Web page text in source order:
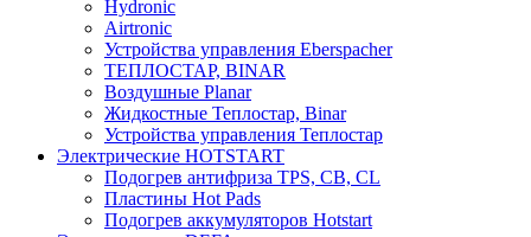
Hydronic
Airtronic
Устройства управления Eberspacher
ТЕПЛОСТАР, BINAR
Воздушные Planar
Жидкостные Теплостар, Binar
Устройства управления Теплостар
Электрические HOTSTART
Подогрев антифриза TPS, CB, CL
Пластины Hot Pads
Подогрев аккумуляторов Hotstart